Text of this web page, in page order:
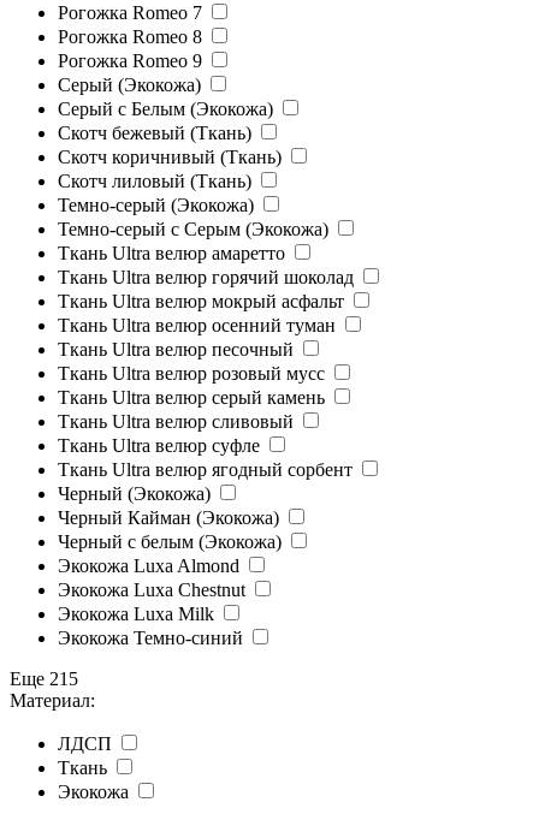
Рогожка Romeo 7
Рогожка Romeo 8
Рогожка Romeo 9
Серый (Экокожа)
Серый с Белым (Экокожа)
Скотч бежевый (Ткань)
Скотч коричнивый (Ткань)
Скотч лиловый (Ткань)
Темно-серый (Экокожа)
Темно-серый с Серым (Экокожа)
Ткань Ultra велюр амаретто
Ткань Ultra велюр горячий шоколад
Ткань Ultra велюр мокрый асфальт
Ткань Ultra велюр осенний туман
Ткань Ultra велюр песочный
Ткань Ultra велюр розовый мусс
Ткань Ultra велюр серый камень
Ткань Ultra велюр сливовый
Ткань Ultra велюр суфле
Ткань Ultra велюр ягодный сорбент
Черный (Экокожа)
Черный Кайман (Экокожа)
Черный с белым (Экокожа)
Экокожа Luxa Almond
Экокожа Luxa Chestnut
Экокожа Luxa Milk
Экокожа Темно-синий
Еще 215
Материал:
ЛДСП
Ткань
Экокожа